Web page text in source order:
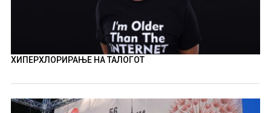
ХИПЕРХЛОРИРАЊЕ НА ТАЛОГОТ